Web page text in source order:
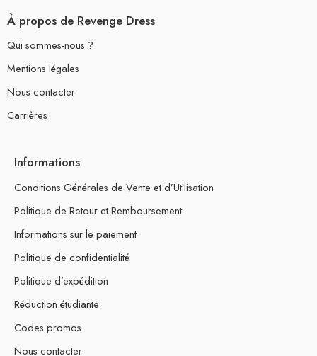
À propos de Revenge Dress
Qui sommes-nous ?
Mentions légales
Nous contacter
Carrières
Informations
Conditions Générales de Vente et d’Utilisation
Politique de Retour et Remboursement
Informations sur le paiement
Politique de confidentialité
Politique d’expédition
Réduction étudiante
Codes promos
Nous contacter